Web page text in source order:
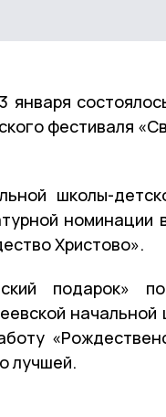
января
фестиваля
школы-
номинации
Христово».
подарок»
лучшей.